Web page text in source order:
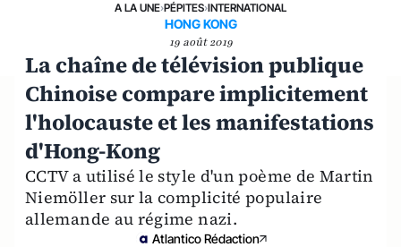
A LA UNE›PÉPITES›INTERNATIONAL
HONG KONG
19 août 2019
La chaîne de télévision publique
Chinoise compare implicitement
l'holocauste et les manifestations
d'Hong-Kong
CCTV a utilisé le style d'un poème de Martin
Niemöller sur la complicité populaire
allemande au régime nazi.
Atlantico Rédaction